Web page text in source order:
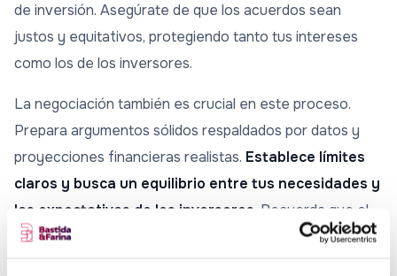
de inversión. Asegúrate de que los acuerdos sean
justos y equitativos, protegiendo tanto tus intereses
como los de los inversores.
La negociación también es crucial en este proceso.
Prepara argumentos sólidos respaldados por datos y
proyecciones financieras realistas. Establece límites
claros y busca un equilibrio entre tus necesidades y
las expectativas de los inversores . Recuerda que el
objetivo es establecer una relación de confianza y